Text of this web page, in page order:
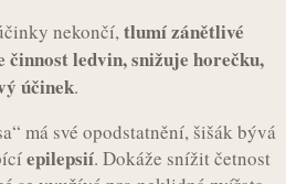
nekončí,tlumí zánětlivé
činnost ledvin, snižuje horečku,
účinek.
má své opodstatnění, šišák bývá
epilepsií. Dokáže snížit četnost